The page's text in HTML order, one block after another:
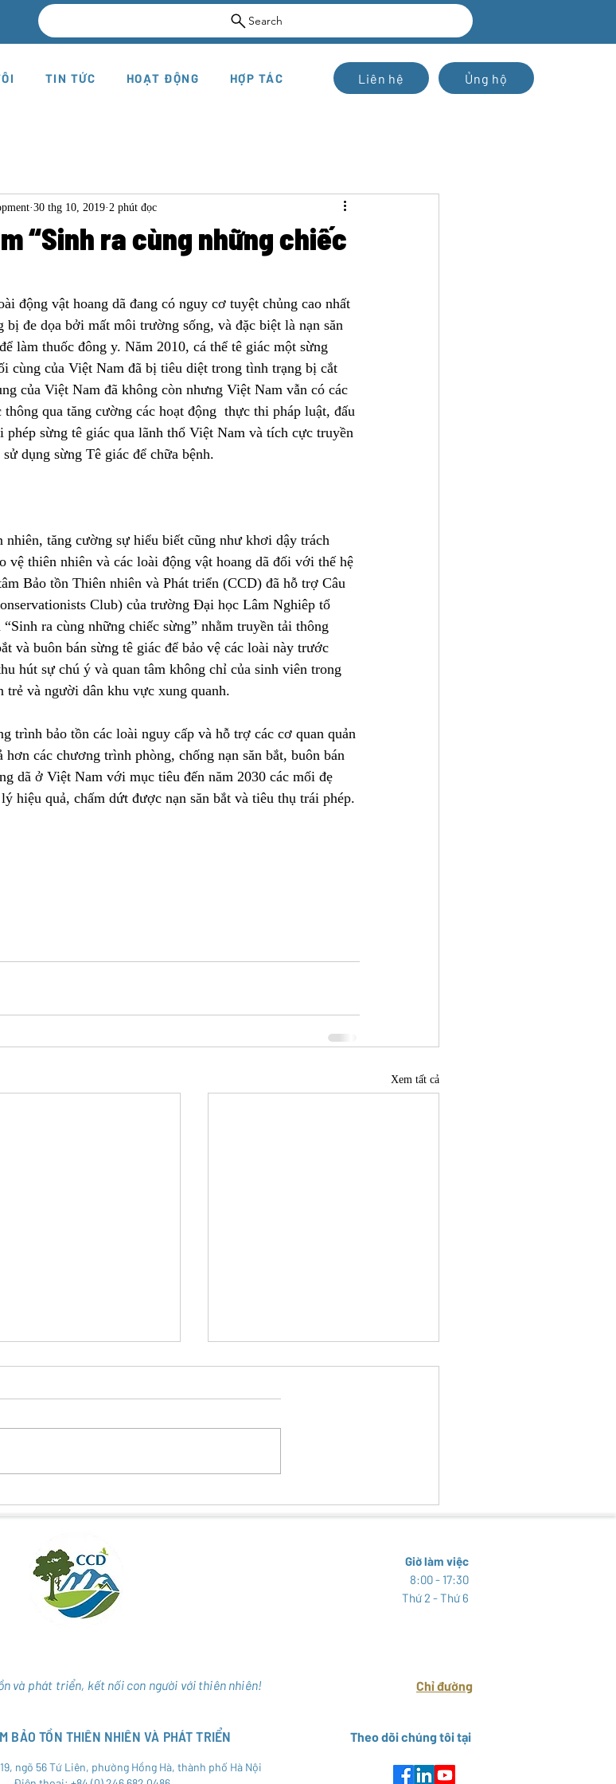
Search
TIN TỨC HOẠT ĐỘNG HỢP TÁC Liên hệ Ủng hộ
“Sinh ra cùng những chiếc
30 thg 10, 2019 2 phút đọc
động vật hoang dã đang có nguy cơ tuyệt chủng cao nhất
đe dọa bởi mất môi trường sống, và đặc biệt là nạn săn
làm thuốc đông y. Năm 2010, cá thể tê giác một sừng
cùng của Việt Nam đã bị tiêu diệt trong tình trạng bị cắt
của Việt Nam đã không còn nhưng Việt Nam vẫn có các
qua tăng cường các hoạt động  thực thi pháp luật, đấu
phép sừng tê giác qua lãnh thổ Việt Nam và tích cực truyền
dụng sừng Tê giác để chữa bệnh.
tăng cường sự hiểu biết cũng như khơi dậy trách
vệ thiên nhiên và các loài động vật hoang dã đối với thế hệ
Bảo tồn Thiên nhiên và Phát triển (CCD) đã hỗ trợ Câu
Club) của trường Đại học Lâm Nghiêp tổ
ra cùng những chiếc sừng” nhằm truyền tải thông
và buôn bán sừng tê giác để bảo vệ các loài này trước
hút sự chú ý và quan tâm không chỉ của sinh viên trong
trẻ và người dân khu vực xung quanh.
trình bảo tồn các loài nguy cấp và hỗ trợ các cơ quan quản
các chương trình phòng, chống nạn săn bắt, buôn bán
dã ở Việt Nam với mục tiêu đến năm 2030 các mối đẹ
hiệu quả, chấm dứt được nạn săn bắt và tiêu thụ trái phép.
Xem tất cả
ĐỒNG QUA DU LỊCH
GÂY HẠI TẠI KHU BẢO TỒN THIÊN
và phát triển, kết nối con người với thiên nhiên!
BẢO TỒN THIÊN NHIÊN VÀ PHÁT TRIỂN
ngõ 56 Tứ Liên, phường Hồng Hà, thành phố Hà Nội
Giờ làm việc
8:00 - 17:30
Thứ 2 - Thứ 6
Chỉ đường
Theo dõi chúng tôi tại